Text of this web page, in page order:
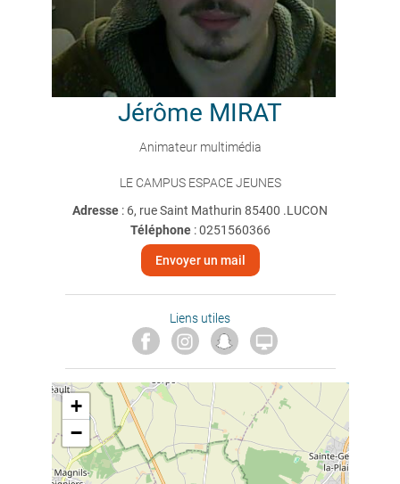
Jérôme MIRAT
Animateur multimédia
LE CAMPUS ESPACE JEUNES
Adresse : 6, rue Saint Mathurin 85400 .LUCON
Téléphone:0251560366
Envoyer un mail
Liens utiles

+
−